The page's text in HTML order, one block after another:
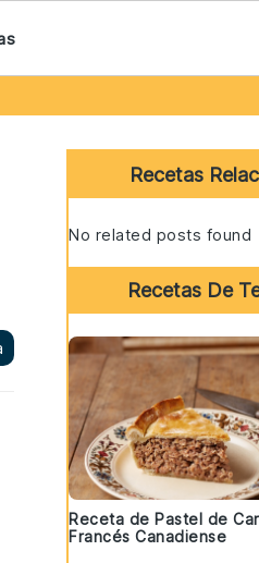
Primary
Sidebar
Recetas
No related posts found
Recetas De
Receta de Pastel de
Francés Canadiense